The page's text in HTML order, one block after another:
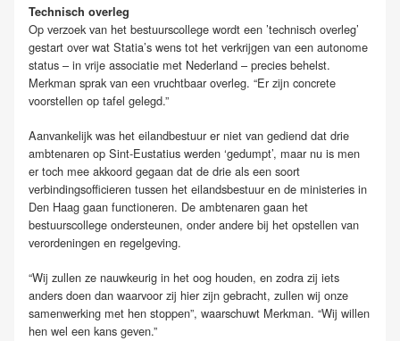
Technisch overleg
Op verzoek van het bestuurscollege wordt een ’technisch overleg’
gestart over wat Statia’s wens tot het verkrijgen van een autonome
status – in vrije associatie met Nederland – precies behelst.
Merkman sprak van een vruchtbaar overleg. “Er zijn concrete
voorstellen op tafel gelegd.”
Aanvankelijk was het eilandbestuur er niet van gediend dat drie
ambtenaren op Sint-Eustatius werden ‘gedumpt’, maar nu is men
er toch mee akkoord gegaan dat de drie als een soort
verbindingsofficieren tussen het eilandsbestuur en de ministeries in
Den Haag gaan functioneren. De ambtenaren gaan het
bestuurscollege ondersteunen, onder andere bij het opstellen van
verordeningen en regelgeving.
“Wij zullen ze nauwkeurig in het oog houden, en zodra zij iets
anders doen dan waarvoor zij hier zijn gebracht, zullen wij onze
samenwerking met hen stoppen”, waarschuwt Merkman. “Wij willen
hen wel een kans geven.”